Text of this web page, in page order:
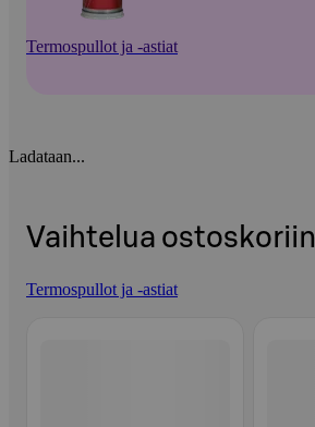
Termospullot ja -astiat
Ladataan...
Vaihtelua ostoskoriin
Termospullot ja -astiat